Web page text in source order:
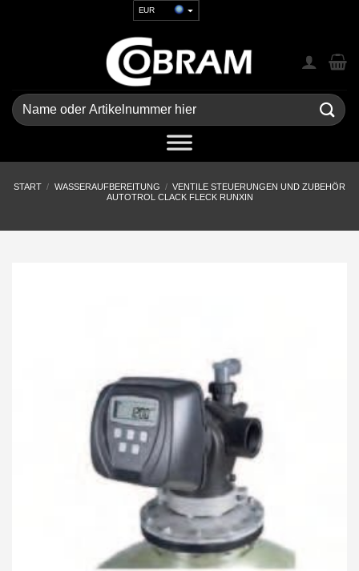
EUR
GBP
CHF
UAH
Suchen
nach:
START / WASSERAUFBEREITUNG / VENTILE STEUERUNGEN UND ZUBEHÖR
AUTOTROL CLACK FLECK RUNXIN